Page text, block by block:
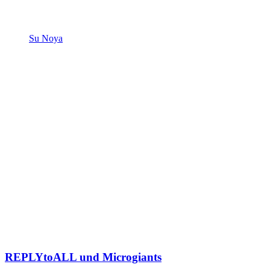
Su Noya
REPLYtoALL und Microgiants